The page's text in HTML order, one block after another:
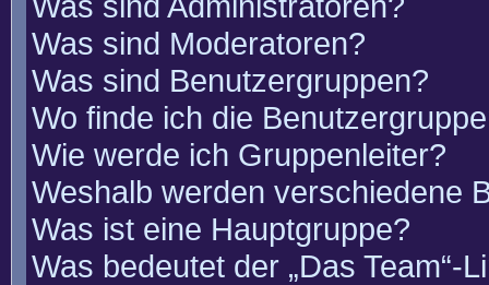
Was sind Moderatoren?
Was sind Benutzergruppen?
Wo finde ich die
Wie werde ich Gruppenleiter?
Weshalb werden verschiedene
Was ist eine Hauptgruppe?
Was bedeutet der „Das Team“-